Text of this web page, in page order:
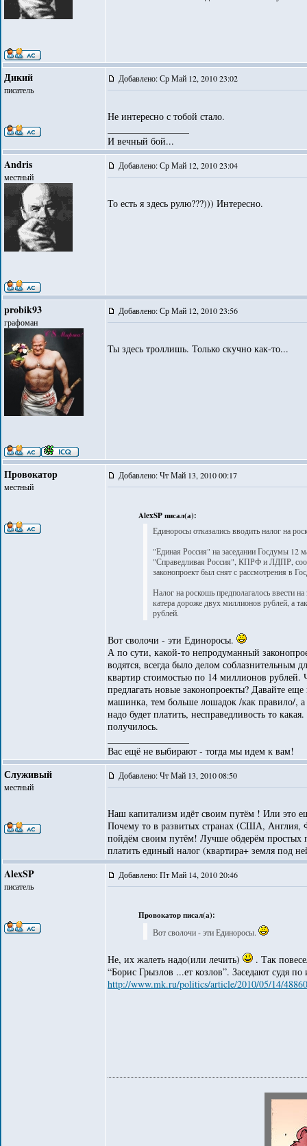
Дикий
писатель
Добавлено: Ср Май 12, 2010 23:02
Не интересно с тобой стало.
И вечный бой...
Andris
местный
Добавлено: Ср Май 12, 2010 23:04
То есть я здесь рулю???))) Интересно.
probik93
графоман
Добавлено: Ср Май 12, 2010 23:56
Ты здесь троллишь. Только скучно как-то...
Провокатор
местный
Добавлено: Чт Май 13, 2010 00:17
AlexSP писал(а):
Единоросы отказались вводить налог на
"Единая Россия" на заседании Госдумы 12
"Справедливая Россия", КПРФ и ЛДПР,
законопроект был снят с рассмотрения в
Налог на роскошь предполагалось ввести
катера дороже двух миллионов рублей, а
рублей.
Вот сволочи - эти Единоросы.
А по сути, какой-то непродуманный
водятся, всегда было делом соблазнительным
квартир стоимостью по 14 миллионов
предлагать новые законопроекты? Давайте
машинка, тем больше лошадок /как правило/, а
надо будет платить, несправедливость то
получилось.
Вас ещё не выбирают - тогда мы идем к вам!
Служивый
местный
Добавлено: Чт Май 13, 2010 08:50
Наш капитализм идёт своим путём ! Или это
Почему то в развитых странах (США, Англия,
пойдём своим путём! Лучше обдерём простых
платить единый налог (квартира+ земля под
AlexSP
писатель
Добавлено: Пт Май 14, 2010 20:46
Провокатор писал(а):
Вот сволочи - эти Единоросы.
Не, их жалеть надо(или лечить)
. Так
“Борис Грызлов ...ет козлов”. Заседают судя
http://www.mk.ru/politics/article/2010/05/14/